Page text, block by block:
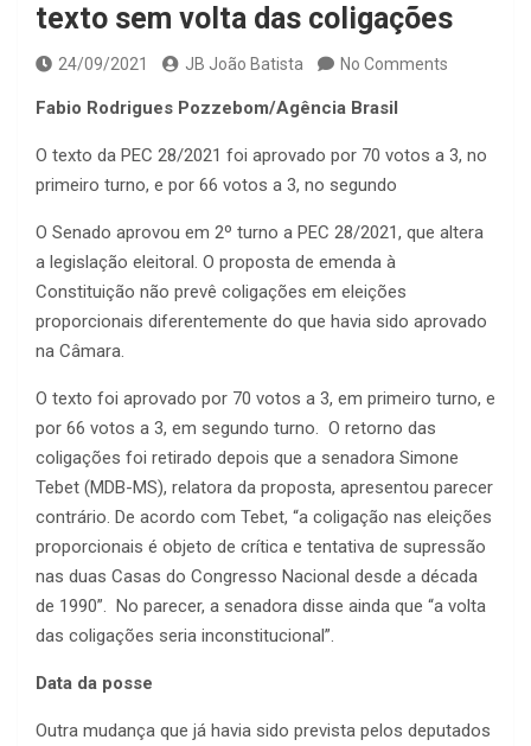
texto sem volta das coligações
24/09/2021 JB João Batista No Comments
Fabio Rodrigues Pozzebom/Agência Brasil
O texto da PEC 28/2021 foi aprovado por 70 votos a 3, no
primeiro turno, e por 66 votos a 3, no segundo
O Senado aprovou em 2º turno a PEC 28/2021, que altera
a legislação eleitoral. O proposta de emenda à
Constituição não prevê coligações em eleições
proporcionais diferentemente do que havia sido aprovado
na Câmara.
O texto foi aprovado por 70 votos a 3, em primeiro turno, e
por 66 votos a 3, em segundo turno. O retorno das
coligações foi retirado depois que a senadora Simone
Tebet (MDB-MS), relatora da proposta, apresentou parecer
contrário. De acordo com Tebet, “a coligação nas eleições
proporcionais é objeto de crítica e tentativa de supressão
nas duas Casas do Congresso Nacional desde a década
de 1990”. No parecer, a senadora disse ainda que “a volta
das coligações seria inconstitucional”.
Data da posse
Outra mudança que já havia sido prevista pelos deputados